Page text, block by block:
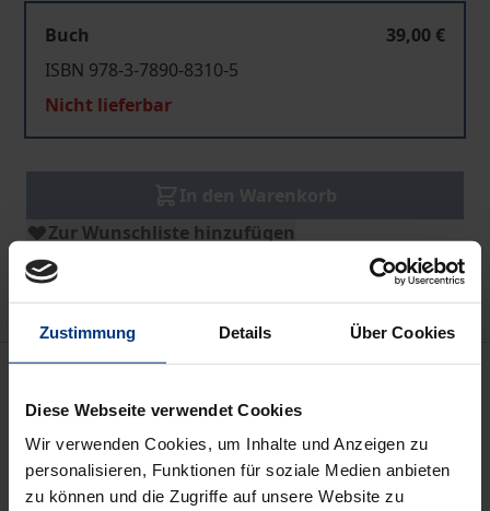
Zustimmung Details Über Cookies
Diese Webseite verwendet Cookies
Wir verwenden Cookies, um Inhalte und Anzeigen zu
personalisieren, Funktionen für soziale Medien anbieten
zu können und die Zugriffe auf unsere Website zu
Buch
39,00 €
ISBN 978-3-7890-8310-5
Nicht lieferbar
In den Warenkorb
Zur Wunschliste hinzufügen
Hinweise zu Versandkosten
Beschreibung
Das Werk untersucht die Frage, wie gegen einen EU-
Mitgliedstaat vorzugehen ist, der die europäischen
Grundwerte verletzt oder gefährdet. Der Autor